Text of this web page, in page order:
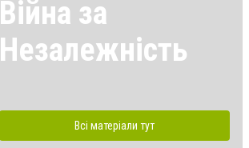
Війна за
Незалежність
Всі матеріали тут